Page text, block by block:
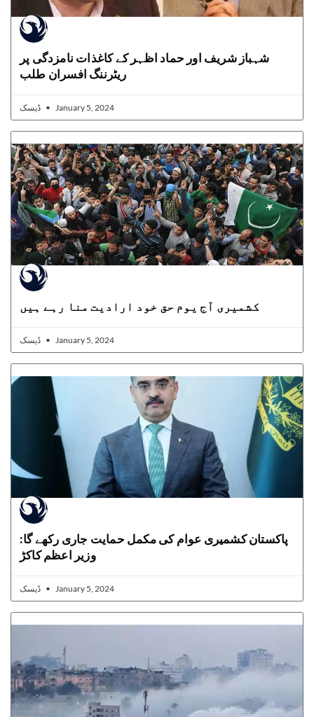
شہباز شریف اور حماد اظہر کے کاغذات نامزدگی پر
ریٹرننگ افسران طلب
January 5, 2024
کشمیری آج یوم حق خود ارادیت منا رہے ہیں
January 5, 2024
پاکستان کشمیری عوام کی مکمل حمایت جاری رکھے گا:
وزیر اعظم کاکڑ
January 5, 2024